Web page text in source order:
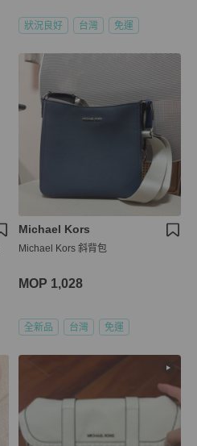
狀況良好 台灣 免運
Michael Kors
Michael Kors 斜背包
MOP 1,028
全新品 台灣 免運